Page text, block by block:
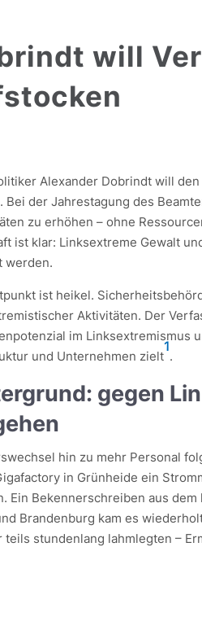
will
Alexander Dobrindt will
Bei der Jahrestagung des
zu erhöhen – ohne
ist klar: Linksextreme Gewalt
werden.
ist heikel.
Aktivitäten. Der
im Linksextremismus
und Unternehmen zielt
1
.
gegen
hin zu mehr Personal
in Grünheide ein
Ein Bekennerschreiben aus
Brandenburg kam es
teils stundenlang lahmlegten –